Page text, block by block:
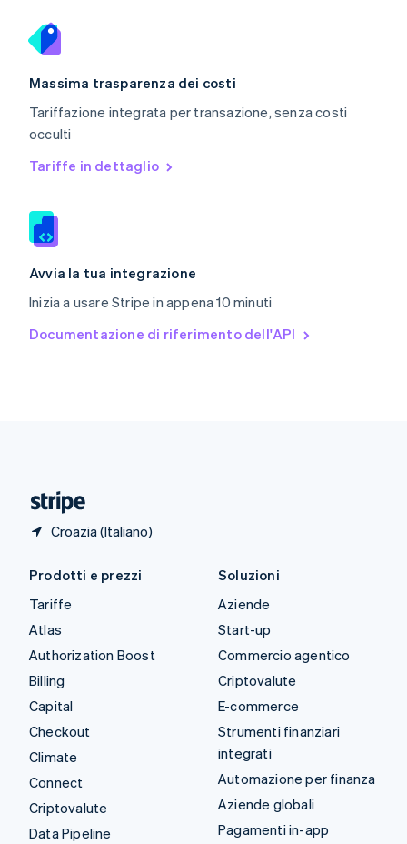
Massima trasparenza dei costi
Tariffazione integrata per transazione, senza costi
occulti
Tariffe in dettaglio
Avvia la tua integrazione
Inizia a usare Stripe in appena 10 minuti
Documentazione di riferimento dell'API
Croazia (Italiano)
RAS di Hong Kong, Cina
English
English
English
Romania
English
Slovacchia
Slovenia
English Italiano
EspañolEnglish
English Español 简体中文
Prodotti e prezzi
Tariffe
Atlas
Authorization Boost
Billing
Capital
Checkout
Climate
Connect
Criptovalute
Data Pipeline
Soluzioni
Aziende
Start-up
Commercio agentico
Criptovalute
E-commerce
Strumenti finanziari
integrati
Automazione per finanza
Aziende globali
Pagamenti in-app